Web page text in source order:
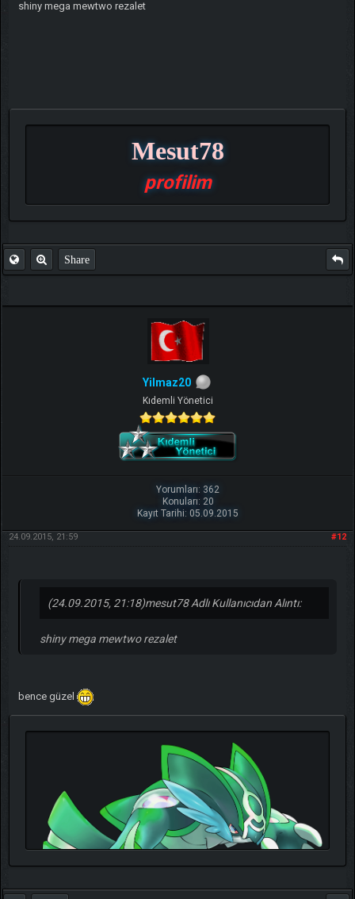
shiny mega mewtwo rezalet
Mesut78
profilim
Share
Yilmaz20
Kıdemli Yönetici
Yorumları: 362
Konuları: 20
Kayıt Tarihi: 05.09.2015
#12
24.09.2015, 21:59
(24.09.2015, 21:18)mesut78 Adlı Kullanıcıdan Alıntı:
shiny mega mewtwo rezalet
bence güzel